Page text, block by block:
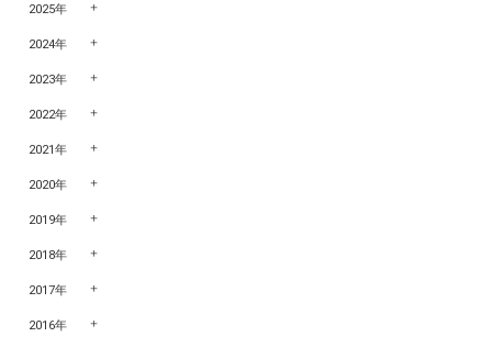
2025年
2024年
2023年
2022年
2021年
2020年
2019年
2018年
2017年
2016年